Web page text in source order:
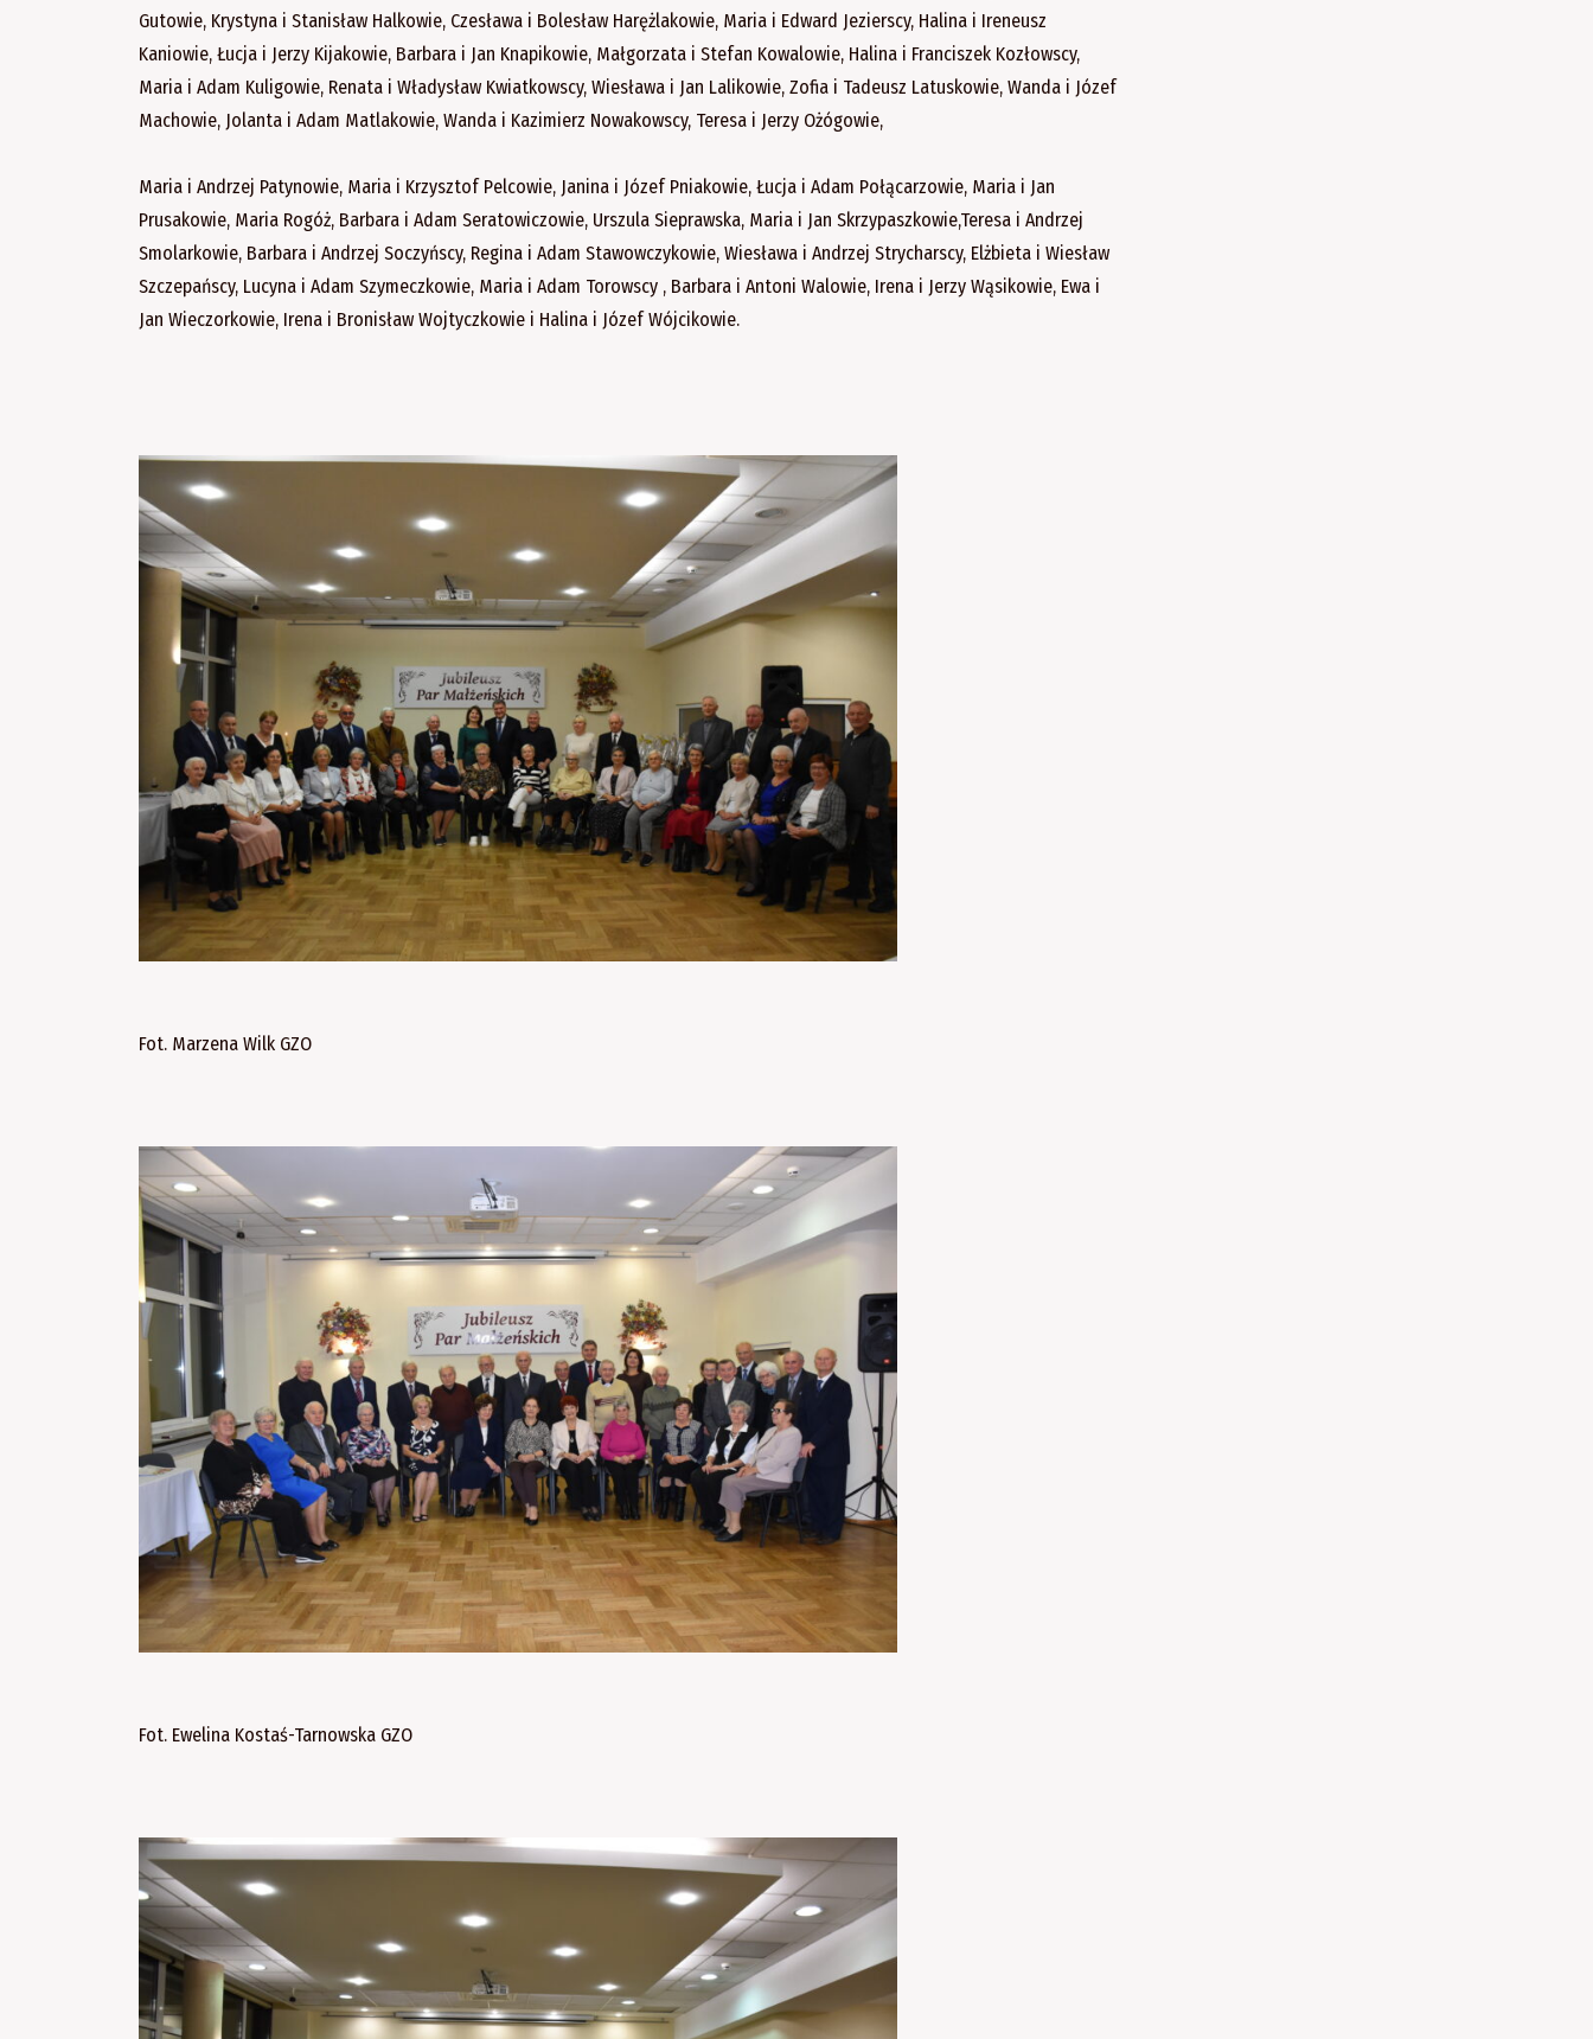
Gutowie, Krystyna i Stanisław Halkowie, Czesława i Bolesław Harężlakowie, Maria i Edward Jezierscy, Halina i Ireneusz
Kaniowie, Łucja i Jerzy Kijakowie, Barbara i Jan Knapikowie, Małgorzata i Stefan Kowalowie, Halina i Franciszek Kozłowscy,
Maria i Adam Kuligowie, Renata i Władysław Kwiatkowscy, Wiesława i Jan Lalikowie, Zofia i Tadeusz Latuskowie, Wanda i Józef
Machowie, Jolanta i Adam Matlakowie, Wanda i Kazimierz Nowakowscy, Teresa i Jerzy Ożógowie,
Maria i Andrzej Patynowie, Maria i Krzysztof Pelcowie, Janina i Józef Pniakowie, Łucja i Adam Połącarzowie, Maria i Jan
Prusakowie, Maria Rogóż, Barbara i Adam Seratowiczowie, Urszula Sieprawska, Maria i Jan Skrzypaszkowie,Teresa i Andrzej
Smolarkowie, Barbara i Andrzej Soczyńscy, Regina i Adam Stawowczykowie, Wiesława i Andrzej Strycharscy, Elżbieta i Wiesław
Szczepańscy, Lucyna i Adam Szymeczkowie, Maria i Adam Torowscy , Barbara i Antoni Walowie, Irena i Jerzy Wąsikowie, Ewa i
Jan Wieczorkowie, Irena i Bronisław Wojtyczkowie i Halina i Józef Wójcikowie.
Fot. Marzena Wilk GZO
Fot. Ewelina Kostaś-Tarnowska GZO